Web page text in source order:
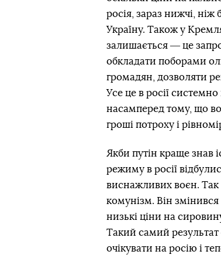
росія, зараз нижчі,
Україну. Також у
залишається ― це
обкладати поборами
громадян, дозволяти
Усе це в росії
насамперед тому, що
гроші потроху і
Якби путін краще знав
режиму в росії
виснажливих воєн. Так
комунізм. Він змінився
низькі ціни на
Такий самий
очікувати на росію і